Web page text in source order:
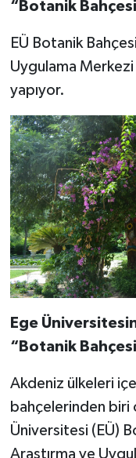
“Botanik Bahçesi
EÜ Botanik
Uygulama
yapıyor.
Ege
“Botanik Bahçesi
Akdeniz ülkeleri
bahçelerinden biri
Üniversitesi (EÜ)
Araştırma ve